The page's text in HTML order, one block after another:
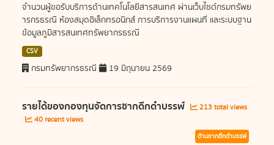
จำนวนผู้ขอรับบริการด้านเทคโนโลยีสารสนเทศ ผ่านเว็บไซต์กรมทรัพย
ารกรธรณี ห้องสมุดอิเล็กทรอนิกส์ การบริการงานแผนที่ และระบบฐาน
ข้อมูลภูมิสารสนเทศทรัพยากรธรณี
CSV
กรมทรัพยากรธรณี 19 มิถุนายน 2569
รายได้ของกองทุนจัดการซากดึกดำบรรพ์
213 total views
40 recent views
ด้านซากดึกดำบรรพ์